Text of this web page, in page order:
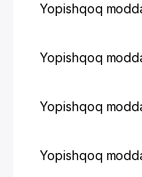
Yopishqoq
Yopishqoq
Yopishqoq
Yopishqoq